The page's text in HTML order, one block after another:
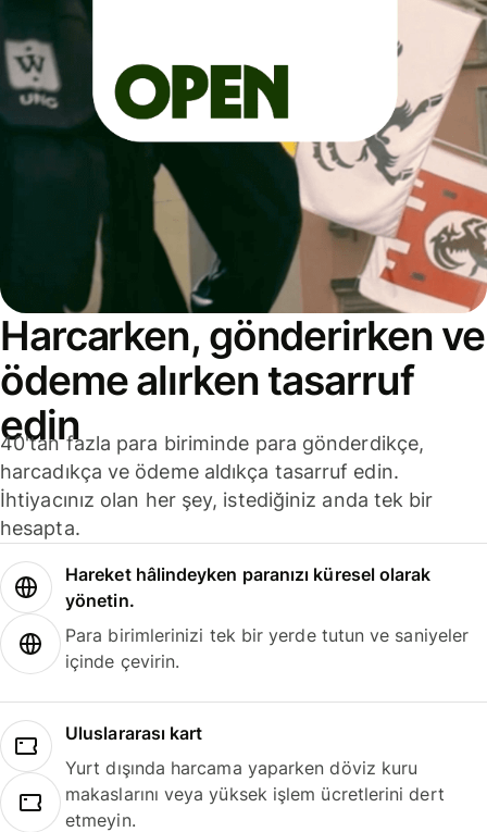
Harcarken, gönderirken ve
ödeme alırken tasarruf
edin
40'tan fazla para biriminde para gönderdikçe,
harcadıkça ve ödeme aldıkça tasarruf edin.
İhtiyacınız olan her şey, istediğiniz anda tek bir
hesapta.
Hareket hâlindeyken paranızı küresel olarak
yönetin.
Para birimlerinizi tek bir yerde tutun ve saniyeler
içinde çevirin.
Uluslararası kart
Yurt dışında harcama yaparken döviz kuru
makaslarını veya yüksek işlem ücretlerini dert
etmeyin.